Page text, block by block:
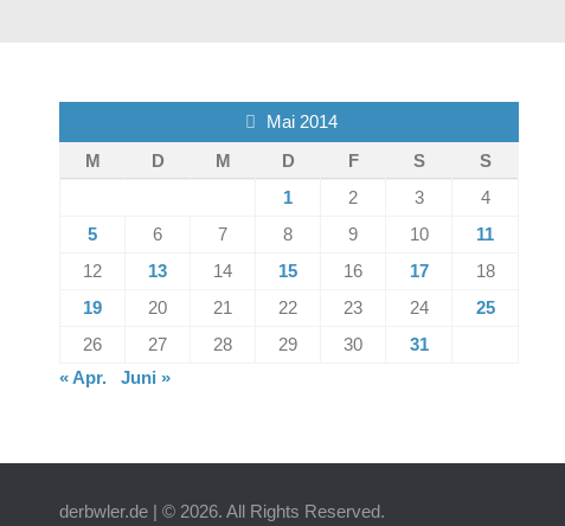
Mai 2014
M
D M D F S
S
1
2 3
4
5
6 7 8 9 10
11
12
13 14 15 16 17
18
19
20 21 22 23 24
25
26
27 28 29 30
31
« Apr.
Juni »
derbwler.de | © 2026. All Rights Reserved.